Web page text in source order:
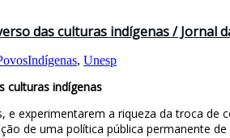
das culturas indígenas / Jornal
, Unesp
culturas indígenas
experimentarem a riqueza da troca
de uma política pública permanente